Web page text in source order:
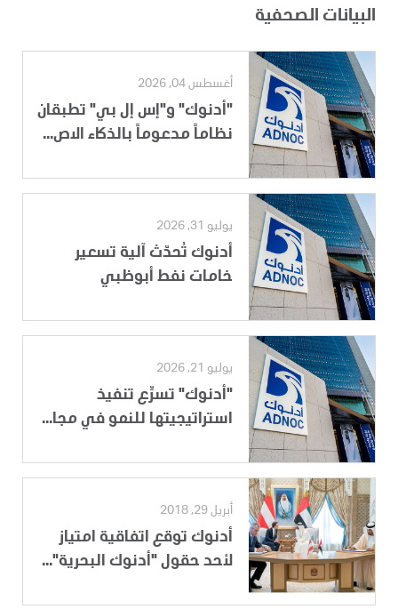
البيانات الصحفية
أغسطس 04, 2026
"أدنوك" و"إس إل بي" تطبقان
نظاماً مدعوماً بالذكاء الاص...
يوليو 31, 2026
أدنوك تُحدّث آلية تسعير
خامات نفط أبوظبي
يوليو 21, 2026
"أدنوك" تسرِّع تنفيذ
استراتيجيتها للنمو في مجا...
أبريل 29, 2018
أدنوك توقع اتفاقية امتياز
لأحد حقول "أدنوك البحرية"...